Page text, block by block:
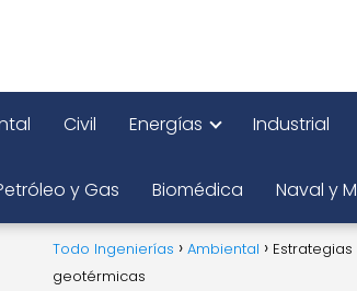
Civil Energías Industrial
y Gas Biomédica Naval y
Todo Ingenierías Ambiental
geotérmicas